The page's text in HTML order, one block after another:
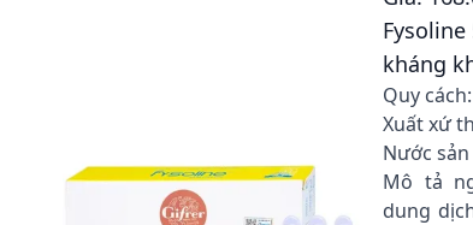
kháng
Quy
Xuất xứ
Nước
Mô tả
dung